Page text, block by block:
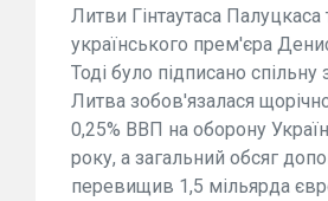
Литви Гінтаутаса Палуцкаса
українського прем'єра
Тоді було підписано спільну
Литва зобов'язалася
0,25% ВВП на оборону
року, а загальний обсяг
перевищив 1,5 мільярда